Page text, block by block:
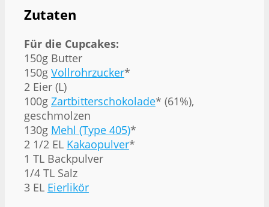
Zutaten
Für die Cupcakes:
150g Butter
150g Vollrohrzucker*
2 Eier (L)
100g Zartbitterschokolade* (61%),
geschmolzen
130g Mehl (Type 405)*
2 1/2 EL Kakaopulver*
1 TL Backpulver
1/4 TL Salz
3 EL Eierlikör